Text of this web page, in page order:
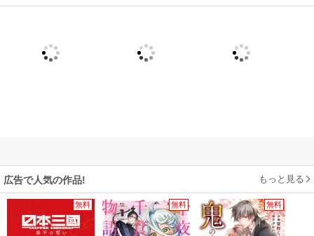
信
広告で人気の作品! もっと見る
無料 無料 無料